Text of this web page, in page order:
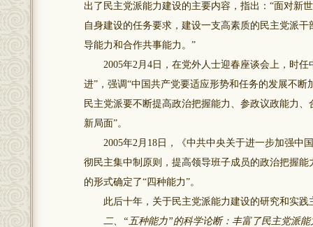
出了民主党派能力建设的主要内容，指出：“面对新
自身建设的任务要求，建设一支高素质的民主党派
导能力和合作共事能力。”
2005年2月4日，在党外人士迎春座谈会上，时任
进”，强调“中国共产党要适应形势和任务的发展不
民主党派要不断提高政治把握能力、参政议政能力
新局面”。
2005年2月18日，《中共中央关于进一步加强中
彻民主集中制原则，提高领导班子成员的政治把握
的形式确定了“四种能力”。
此后十年，关于民主党派能力建设的研究和实践
二、“五种能力”的科学论断：丰富了民主党派